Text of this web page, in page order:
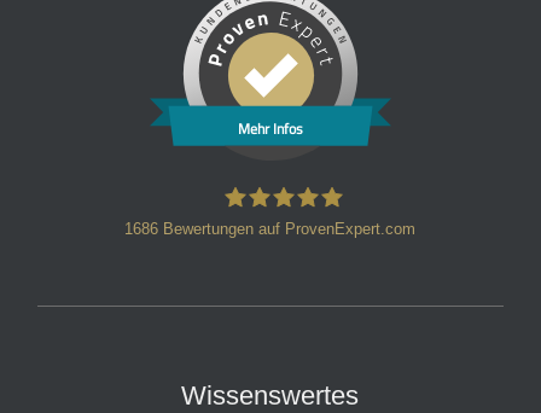
Mehr Infos
1686 Bewertungen auf ProvenExpert.com
Wissenswertes